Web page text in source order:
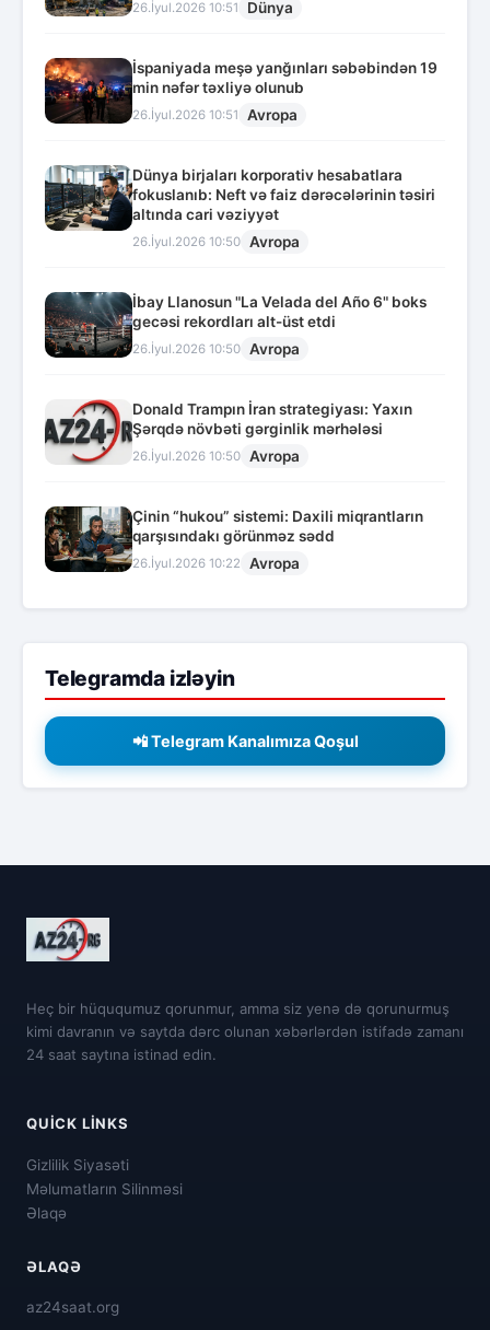
26.İyul.2026 10:51 Dünya
İspaniyada meşə yanğınları səbəbindən 19
min nəfər təxliyə olunub
26.İyul.2026 10:51 Avropa
Dünya birjaları korporativ hesabatlara
fokuslanıb: Neft və faiz dərəcələrinin təsiri
altında cari vəziyyət
26.İyul.2026 10:50 Avropa
İbay Llanosun "La Velada del Año 6" boks
gecəsi rekordları alt-üst etdi
26.İyul.2026 10:50 Avropa
Donald Trampın İran strategiyası: Yaxın
Şərqdə növbəti gərginlik mərhələsi
26.İyul.2026 10:50 Avropa
Çinin “hukou” sistemi: Daxili miqrantların
qarşısındakı görünməz sədd
26.İyul.2026 10:22 Avropa
Telegramda izləyin
📲 Telegram Kanalımıza Qoşul
Heç bir hüququmuz qorunmur, amma siz yenə də qorunurmuş
kimi davranın və saytda dərc olunan xəbərlərdən istifadə zamanı
24 saat saytına istinad edin.
QUICK LINKS
Gizlilik Siyasəti
Məlumatların Silinməsi
Əlaqə
ƏLAQƏ
az24saat.org